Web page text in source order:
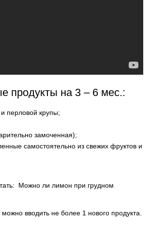
продукты на 3 – 6 мес.:
перловой крупы;
замоченная);
самостоятельно из свежих фруктов и
Можно ли лимон при грудном
вводить не более 1 нового продукта.